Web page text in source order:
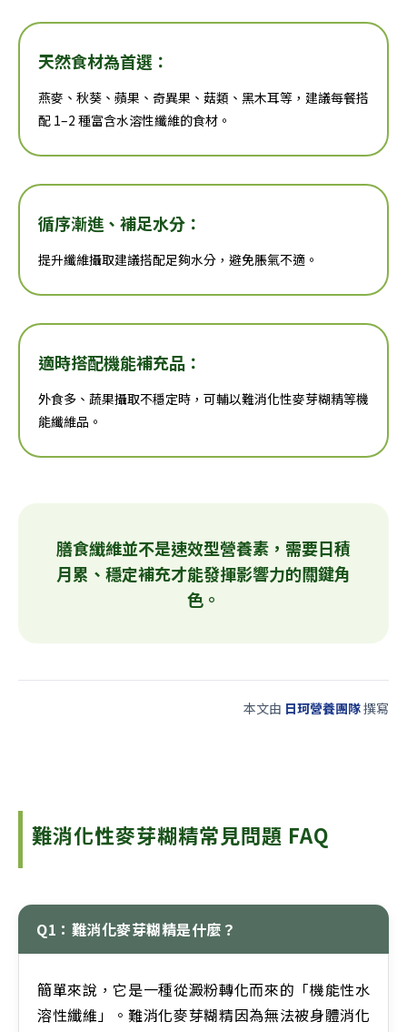
天然食材為首選：
燕麥、秋葵、蘋果、奇異果、菇類、黑木耳等，建議每餐搭
配 1–2 種富含水溶性纖維的食材。
循序漸進、補足水分：
提升纖維攝取建議搭配足夠水分，避免脹氣不適。
適時搭配機能補充品：
外食多、蔬果攝取不穩定時，可輔以難消化性麥芽糊精等機
能纖維品。
膳食纖維並不是速效型營養素，需要日積
月累、穩定補充才能發揮影響力的關鍵角
色。
本文由 日珂營養團隊撰寫
難消化性麥芽糊精常見問題 FAQ
Q1：難消化麥芽糊精是什麼？
簡單來說，它是一種從澱粉轉化而來的「機能性水
溶性纖維」。難消化麥芽糊精因為無法被身體消化